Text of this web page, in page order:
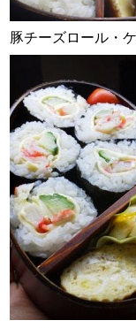
豚チーズロール・